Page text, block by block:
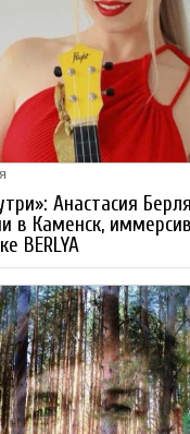
Анастасия Берля
в Каменск,
BERLYA